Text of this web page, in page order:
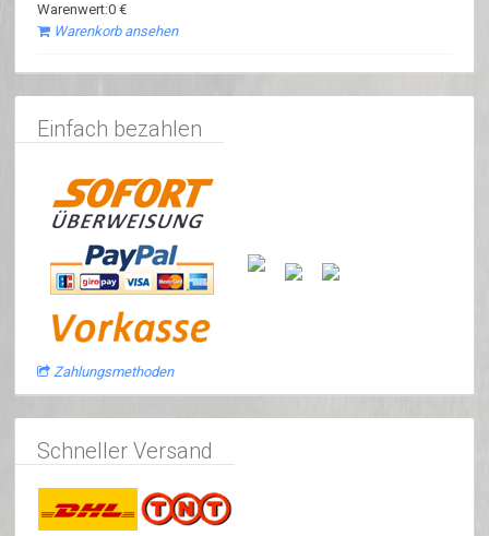
Warenwert:0 €
Warenkorb ansehen
Einfach bezahlen
Zahlungsmethoden
Schneller Versand